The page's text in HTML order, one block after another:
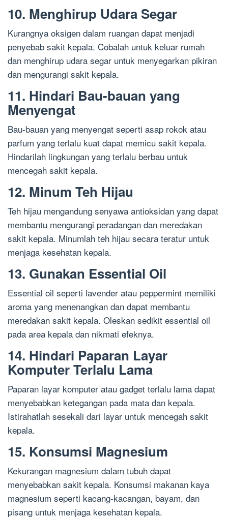
10. Menghirup Udara Segar
Kurangnya oksigen dalam ruangan dapat menjadi
penyebab sakit kepala. Cobalah untuk keluar rumah
dan menghirup udara segar untuk menyegarkan pikiran
dan mengurangi sakit kepala.
11. Hindari Bau-bauan yang
Menyengat
Bau-bauan yang menyengat seperti asap rokok atau
parfum yang terlalu kuat dapat memicu sakit kepala.
Hindarilah lingkungan yang terlalu berbau untuk
mencegah sakit kepala.
12. Minum Teh Hijau
Teh hijau mengandung senyawa antioksidan yang dapat
membantu mengurangi peradangan dan meredakan
sakit kepala. Minumlah teh hijau secara teratur untuk
menjaga kesehatan kepala.
13. Gunakan Essential Oil
Essential oil seperti lavender atau peppermint memiliki
aroma yang menenangkan dan dapat membantu
meredakan sakit kepala. Oleskan sedikit essential oil
pada area kepala dan nikmati efeknya.
14. Hindari Paparan Layar
Komputer Terlalu Lama
Paparan layar komputer atau gadget terlalu lama dapat
menyebabkan ketegangan pada mata dan kepala.
Istirahatlah sesekali dari layar untuk mencegah sakit
kepala.
15. Konsumsi Magnesium
Kekurangan magnesium dalam tubuh dapat
menyebabkan sakit kepala. Konsumsi makanan kaya
magnesium seperti kacang-kacangan, bayam, dan
pisang untuk menjaga kesehatan kepala.